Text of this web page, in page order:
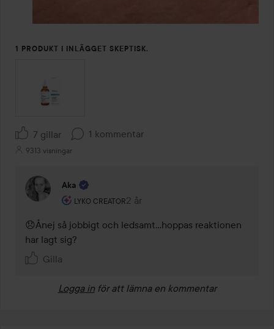
1 PRODUKT I INLÄGGET SKEPTISK.
7 gillar 1 kommentar
9313 visningar
Aka
LYKO CREATOR
Användarens roll: Lyko Creator.
2 år
Kommentaren lades 2 år
😞Ånej så jobbigt och ledsamt...hoppas reaktionen
har lagt sig?
Gilla
Logga in för att lämna en kommentar